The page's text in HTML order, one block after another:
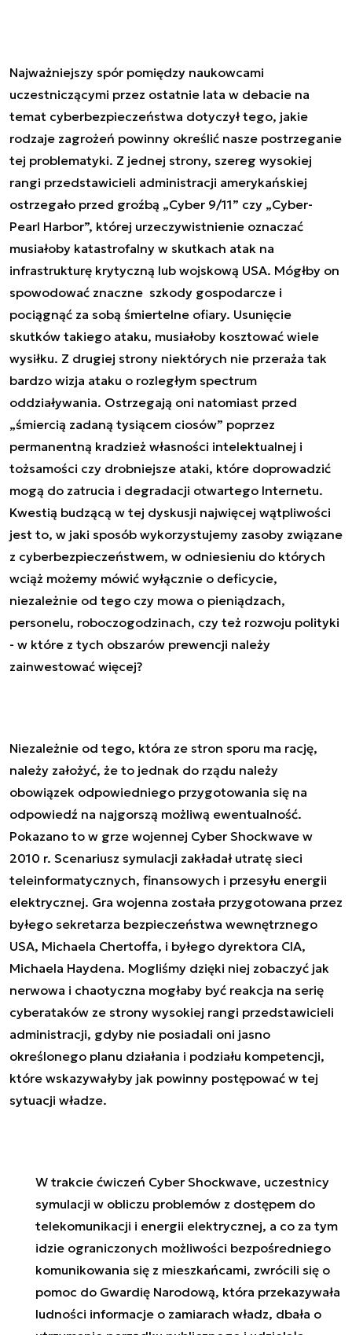
Najważniejszy spór pomiędzy naukowcami
uczestniczącymi przez ostatnie lata w debacie na
temat cyberbezpieczeństwa dotyczył tego, jakie
rodzaje zagrożeń powinny określić nasze postrzeganie
tej problematyki. Z jednej strony, szereg wysokiej
rangi przedstawicieli administracji amerykańskiej
ostrzegało przed groźbą „Cyber 9/11” czy „Cyber-
Pearl Harbor”, której urzeczywistnienie oznaczać
musiałoby katastrofalny w skutkach atak na
infrastrukturę krytyczną lub wojskową USA. Mógłby on
spowodować znaczne szkody gospodarcze i
pociągnąć za sobą śmiertelne ofiary. Usunięcie
skutków takiego ataku, musiałoby kosztować wiele
wysiłku. Z drugiej strony niektórych nie przeraża tak
bardzo wizja ataku o rozległym spectrum
oddziaływania. Ostrzegają oni natomiast przed
„śmiercią zadaną tysiącem ciosów” poprzez
permanentną kradzież własności intelektualnej i
tożsamości czy drobniejsze ataki, które doprowadzić
mogą do zatrucia i degradacji otwartego Internetu.
Kwestią budzącą w tej dyskusji najwięcej wątpliwości
jest to, w jaki sposób wykorzystujemy zasoby związane
z cyberbezpieczeństwem, w odniesieniu do których
wciąż możemy mówić wyłącznie o deficycie,
niezależnie od tego czy mowa o pieniądzach,
personelu, roboczogodzinach, czy też rozwoju polityki
- w które z tych obszarów prewencji należy
zainwestować więcej?
Niezależnie od tego, która ze stron sporu ma rację,
należy założyć, że to jednak do rządu należy
obowiązek odpowiedniego przygotowania się na
odpowiedź na najgorszą możliwą ewentualność.
Pokazano to w grze wojennej Cyber Shockwave w
2010 r. Scenariusz symulacji zakładał utratę sieci
teleinformatycznych, finansowych i przesyłu energii
elektrycznej. Gra wojenna została przygotowana przez
byłego sekretarza bezpieczeństwa wewnętrznego
USA, Michaela Chertoffa, i byłego dyrektora CIA,
Michaela Haydena. Mogliśmy dzięki niej zobaczyć jak
nerwowa i chaotyczna mogłaby być reakcja na serię
cyberataków ze strony wysokiej rangi przedstawicieli
administracji, gdyby nie posiadali oni jasno
określonego planu działania i podziału kompetencji,
które wskazywałyby jak powinny postępować w tej
sytuacji władze.
W trakcie ćwiczeń Cyber Shockwave, uczestnicy
symulacji w obliczu problemów z dostępem do
telekomunikacji i energii elektrycznej, a co za tym
idzie ograniczonych możliwości bezpośredniego
komunikowania się z mieszkańcami, zwrócili się o
pomoc do Gwardię Narodową, która przekazywała
ludności informacje o zamiarach władz, dbała o